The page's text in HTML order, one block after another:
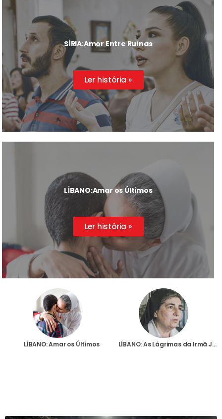
SÍRIA:Amor Entre Ruínas
Ler história »
LÍBANO:Amar os Últimos
Ler história »
LÍBANO: Amar os Últimos LÍBANO: As Lágrimas da Irmã Juliette